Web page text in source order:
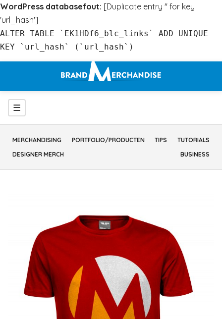
WordPress databasefout: [Duplicate entry '' for key
'url_hash']
ALTER TABLE `EK1HDf6_blc_links` ADD UNIQUE
KEY `url_hash` (`url_hash`)
inhoud
Menu
☰
MERCHANDISING PORTFOLIO/PRODUCTEN TIPS
TUTORIALS
DESIGNER MERCH
BUSINESS